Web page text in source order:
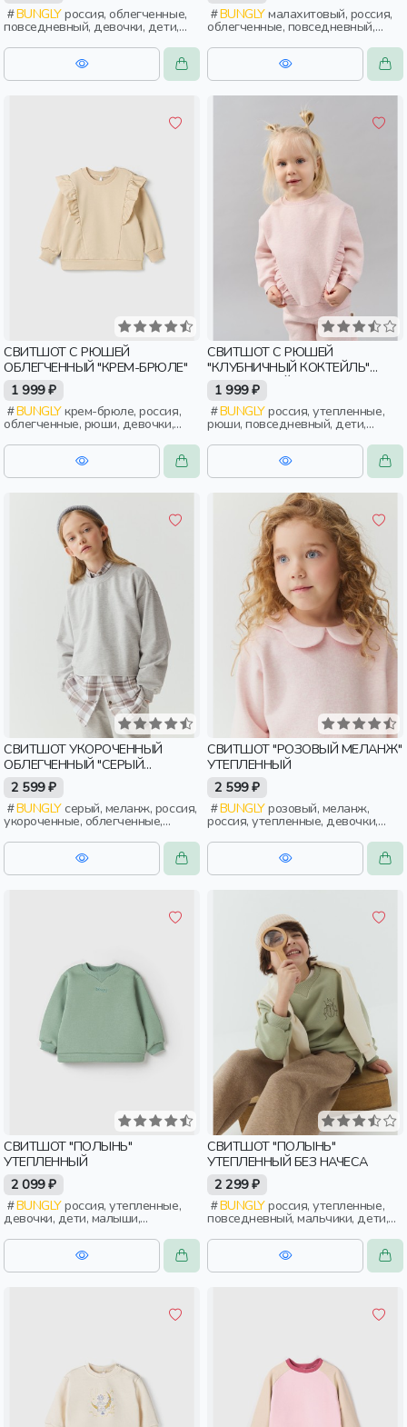
BUNGLYроссия, облегченные,
повседневный, девочки, дети,
BUNGLYмалахитовый, россия,
облегченные, повседневный,
дошкольники
СВИТШОТ С РЮШЕЙ
ОБЛЕГЧЕННЫЙ "КРЕМ-БРЮЛЕ"
1 999 ₽
BUNGLYкрем-брюле, россия,
облегченные, рюши, девочки,
дети, малыши, дошкольники
СВИТШОТ С РЮШЕЙ
"КЛУБНИЧНЫЙ КОКТЕЙЛЬ"
УТЕПЛЕННЫЙ 0+
1 999 ₽
BUNGLYроссия, утепленные,
рюши, повседневный, дети,
малыши
СВИТШОТ УКОРОЧЕННЫЙ
ОБЛЕГЧЕННЫЙ "СЕРЫЙ
МЕЛАНЖ" 7+
2 599 ₽
BUNGLYсерый, меланж, россия,
укороченные, облегченные,
девочки, дети, школьники,
подростки
СВИТШОТ "РОЗОВЫЙ МЕЛАНЖ"
УТЕПЛЕННЫЙ
2 599 ₽
BUNGLYрозовый, меланж,
россия, утепленные, девочки,
дети, малыши, дошкольники
СВИТШОТ "ПОЛЫНЬ"
УТЕПЛЕННЫЙ
2 099 ₽
BUNGLYроссия, утепленные,
девочки, дети, малыши,
СВИТШОТ "ПОЛЫНЬ"
УТЕПЛЕННЫЙ БЕЗ НАЧЕСА
2 299 ₽
BUNGLYроссия, утепленные,
повседневный, мальчики, дети,